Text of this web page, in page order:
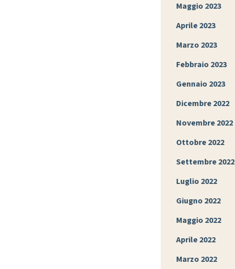
Maggio 2023
Aprile 2023
Marzo 2023
Febbraio 2023
Gennaio 2023
Dicembre 2022
Novembre 2022
Ottobre 2022
Settembre 2022
Luglio 2022
Giugno 2022
Maggio 2022
Aprile 2022
Marzo 2022